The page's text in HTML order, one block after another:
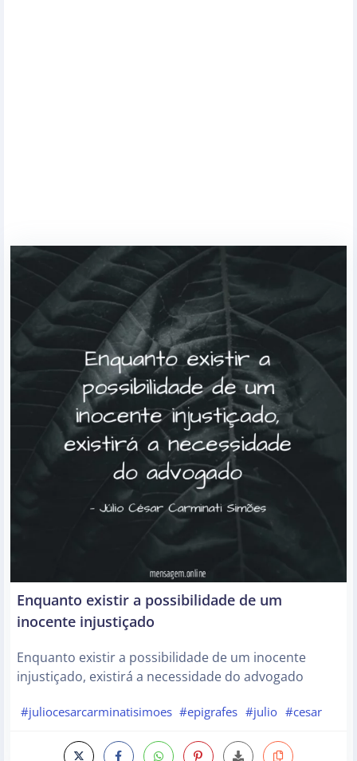
Enquanto existir a possibilidade de um
inocente injustiçado
Enquanto existir a possibilidade de um inocente
injustiçado, existirá a necessidade do advogado
#juliocesarcarminatisimoes #epigrafes #julio #cesar